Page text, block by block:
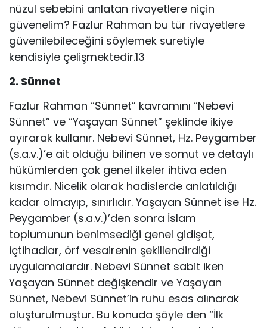
nüzul sebebini anlatan rivayetlere niçin
güvenelim? Fazlur Rahman bu tür rivayetlere
güvenilebileceğini söylemek suretiyle
kendisiyle çelişmektedir.13
2. Sünnet
Fazlur Rahman “Sünnet” kavramını “Nebevi
Sünnet” ve “Yaşayan Sünnet” şeklinde ikiye
ayırarak kullanır. Nebevi Sünnet, Hz. Peygamber
(s.a.v.)’e ait olduğu bilinen ve somut ve detaylı
hükümlerden çok genel ilkeler ihtiva eden
kısımdır. Nicelik olarak hadislerde anlatıldığı
kadar olmayıp, sınırlıdır. Yaşayan Sünnet ise Hz.
Peygamber (s.a.v.)’den sonra İslam
toplumunun benimsediği genel gidişat,
içtihadlar, örf vesairenin şekillendirdiği
uygulamalardır. Nebevi Sünnet sabit iken
Yaşayan Sünnet değişkendir ve Yaşayan
Sünnet, Nebevi Sünnet’in ruhu esas alınarak
oluşturulmuştur. Bu konuda şöyle den “İlk